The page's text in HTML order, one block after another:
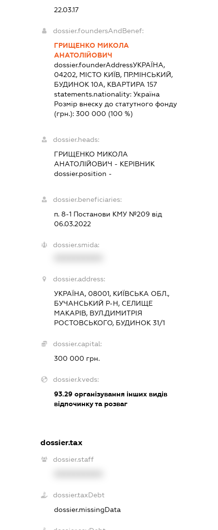
22.03.17
dossier.foundersAndBenef:
ГРИЩЕНКО МИКОЛА
АНАТОЛІЙОВИЧ
dossier.founderAddressУКРАЇНА,
04202, МІСТО КИЇВ, ПР.МІНСЬКИЙ,
БУДИНОК 10А, КВАРТИРА 157
statements.nationality: Україна
Розмір внеску до статутного фонду
(грн.): 300 000 (100 %)
dossier.heads:
ГРИЩЕНКО МИКОЛА
АНАТОЛІЙОВИЧ - КЕРІВНИК
dossier.position -
dossier.beneficiaries:
п. 8-1 Постанови КМУ №209 від
06.03.2022
dossier.smida:
dossier.address:
УКРАЇНА, 08001, КИЇВСЬКА ОБЛ.,
БУЧАНСЬКИЙ Р-Н, СЕЛИЩЕ
МАКАРІВ, ВУЛ.ДИМИТРІЯ
РОСТОВСЬКОГО, БУДИНОК 31/1
dossier.capital:
300 000 грн.
dossier.kveds:
93.29організування інших видів
відпочинку та розваг
dossier.tax
dossier.staff
dossier.taxDebt
dossier.missingData